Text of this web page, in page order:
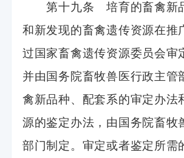
第十九条 培育的畜禽新
和新发现的畜禽遗传资源在推
过国家畜禽遗传资源委员会审
并由国务院畜牧兽医行政主管
禽新品种、配套系的审定办法
源的鉴定办法，由国务院畜牧
部门制定。审定或者鉴定所需